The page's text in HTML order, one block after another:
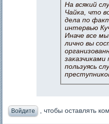
На всякий
Чайка, что
дела по
интервью
Иначе все
лично вы
пользуясь
Войдите , чтобы оставлять